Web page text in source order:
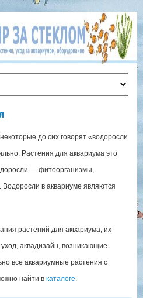
до сих говорят «водоросли
Растения для аквариума это
— фитоорганизмы,
в аквариуме являются
растений для аквариума, их
аквадизайн, возникающие
все аквариумные растения с
найти в каталоге.